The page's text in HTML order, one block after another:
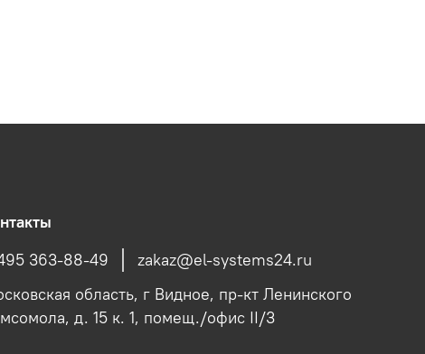
363-88-49
zakaz@el-systems24.ru
область, г Видное, пр-кт Ленинского
д. 15 к. 1, помещ./офис II/3